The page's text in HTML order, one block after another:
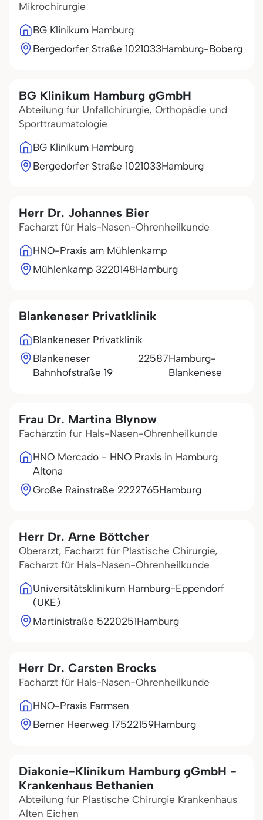
Mikrochirurgie
BG Klinikum Hamburg
Bergedorfer Straße 1021033Hamburg-Boberg
BG Klinikum Hamburg gGmbH
Abteilung für Unfallchirurgie, Orthopädie und
Sporttraumatologie
BG Klinikum Hamburg
Bergedorfer Straße 1021033Hamburg
Herr Dr. Johannes Bier
Facharzt für Hals-Nasen-Ohrenheilkunde
HNO-Praxis am Mühlenkamp
Mühlenkamp 3220148Hamburg
Blankeneser Privatklinik
Blankeneser Privatklinik
Blankeneser
Bahnhofstraße 19
22587Hamburg-
Blankenese
Frau Dr. Martina Blynow
Fachärztin für Hals-Nasen-Ohrenheilkunde
HNO Mercado - HNO Praxis in Hamburg
Altona
Große Rainstraße 2222765Hamburg
Herr Dr. Arne Böttcher
Oberarzt, Facharzt für Plastische Chirurgie,
Facharzt für Hals-Nasen-Ohrenheilkunde
Universitätsklinikum Hamburg-Eppendorf
(UKE)
Martinistraße 5220251Hamburg
Herr Dr. Carsten Brocks
Facharzt für Hals-Nasen-Ohrenheilkunde
HNO-Praxis Farmsen
Berner Heerweg 17522159Hamburg
Diakonie-Klinikum Hamburg gGmbH -
Krankenhaus Bethanien
Abteilung für Plastische Chirurgie Krankenhaus
Alten Eichen